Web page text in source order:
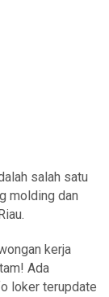
salah satu
molding dan
kerja
Ada
loker terupdate